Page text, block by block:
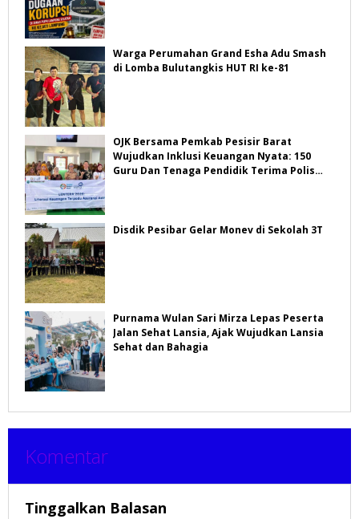
Warga Perumahan Grand Esha Adu Smash
di Lomba Bulutangkis HUT RI ke-81
OJK Bersama Pemkab Pesisir Barat
Wujudkan Inklusi Keuangan Nyata: 150
Guru Dan Tenaga Pendidik Terima Polis
Disdik Pesibar Gelar Monev di Sekolah 3T
Purnama Wulan Sari Mirza Lepas Peserta
Jalan Sehat Lansia, Ajak Wujudkan Lansia
Sehat dan Bahagia
Komentar
Tinggalkan Balasan